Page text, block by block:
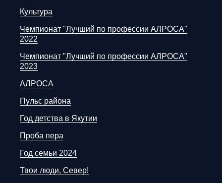
Культура
Чемпионат "Лучший по профессии АЛРОСА"
2022
Чемпионат "Лучший по профессии АЛРОСА"
2023
АЛРОСА
Пульс района
Год детства в Якутии
Проба пера
Год семьи 2024
Твои люди, Север!